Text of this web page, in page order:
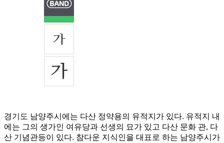
경기도 남양주시에는 다산 정약용의 유적지가 있다. 유적지 내
에는 그의 생가인 여유당과 선생의 묘가 있고 다산 문화 관, 다
산 기념관등이 있다. 참다운 지식인을 대표로 하는 남양주시가